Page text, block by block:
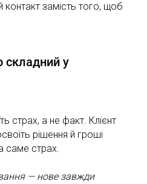
контакт замість того, щоб
складний у
страх, а не факт. Клієнт
рішення й гроші
саме страх.
— нове завжди